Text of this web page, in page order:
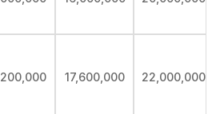
17,600,000 22,000,000